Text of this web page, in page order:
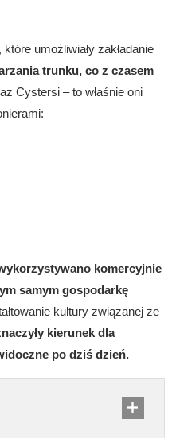
umożliwiały zakładanie
trunku, co z czasem
Cystersi – to właśnie oni
komercyjnie
samym gospodarkę
kultury związanej ze
kierunek dla
po dziś dzień.